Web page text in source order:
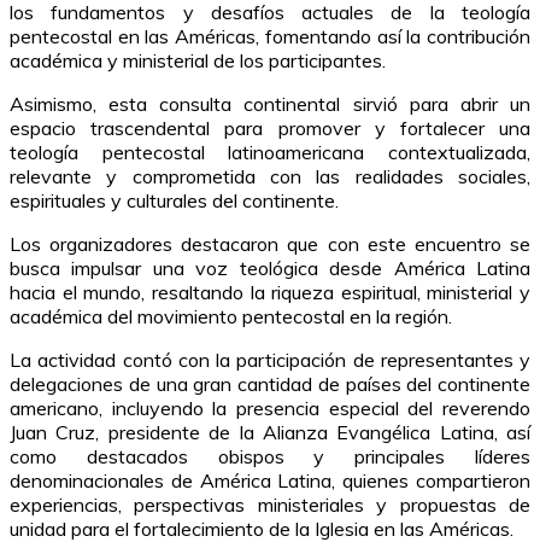
los fundamentos y desafíos actuales de la teología
pentecostal en las Américas, fomentando así la contribución
académica y ministerial de los participantes.
Asimismo, esta consulta continental sirvió para abrir un
espacio trascendental para promover y fortalecer una
teología pentecostal latinoamericana contextualizada,
relevante y comprometida con las realidades sociales,
espirituales y culturales del continente.
Los organizadores destacaron que con este encuentro se
busca impulsar una voz teológica desde América Latina
hacia el mundo, resaltando la riqueza espiritual, ministerial y
académica del movimiento pentecostal en la región.
La actividad contó con la participación de representantes y
delegaciones de una gran cantidad de países del continente
americano, incluyendo la presencia especial del reverendo
Juan Cruz, presidente de la Alianza Evangélica Latina, así
como destacados obispos y principales líderes
denominacionales de América Latina, quienes compartieron
experiencias, perspectivas ministeriales y propuestas de
unidad para el fortalecimiento de la Iglesia en las Américas.